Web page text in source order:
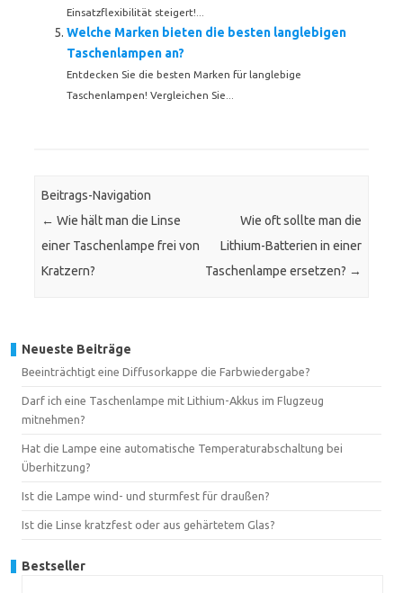
Einsatzflexibilität steigert!...
Welche Marken bieten die besten langlebigen
Taschenlampen an?
Entdecken Sie die besten Marken für langlebige
Taschenlampen! Vergleichen Sie...
Beitrags-Navigation
← Wie hält man die Linse
einer Taschenlampe frei von
Kratzern?
Wie oft sollte man die
Lithium-Batterien in einer
Taschenlampe ersetzen? →
Neueste Beiträge
Beeinträchtigt eine Diffusorkappe die Farbwiedergabe?
Darf ich eine Taschenlampe mit Lithium-Akkus im Flugzeug
mitnehmen?
Hat die Lampe eine automatische Temperaturabschaltung bei
Überhitzung?
Ist die Lampe wind- und sturmfest für draußen?
Ist die Linse kratzfest oder aus gehärtetem Glas?
Bestseller